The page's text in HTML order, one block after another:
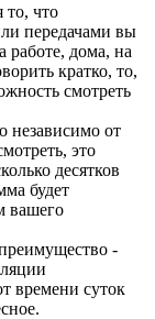
то, что
передачами вы
работе, дома, на
кратко, то,
смотреть
независимо от
это
десятков
будет
вашего
-
времени суток